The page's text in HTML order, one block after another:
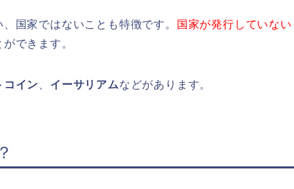
国家ではないことも特徴です。
国家が発行していない
できます。
コイン イーサリアムなどがあります。